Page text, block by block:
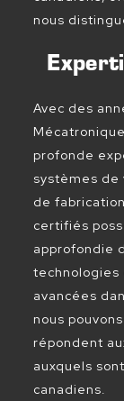
nous
Avec des
profonde
systèmes de
de
certifiés
approfondie
technologies
avancées
nous
répondent
auxquels
canadiens.